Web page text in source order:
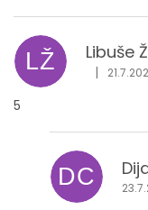
LŽ Libuše
|
5
DC